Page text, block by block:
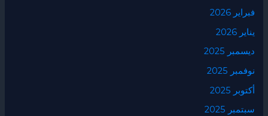
فبراير 2026
يناير 2026
ديسمبر 2025
نوفمبر 2025
أكتوبر 2025
سبتمبر 2025